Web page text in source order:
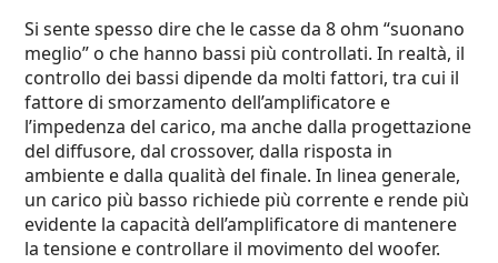
Si sente spesso dire che le casse da 8 ohm “suonano
meglio” o che hanno bassi più controllati. In realtà, il
controllo dei bassi dipende da molti fattori, tra cui il
fattore di smorzamento dell’amplificatore e
l’impedenza del carico, ma anche dalla progettazione
del diffusore, dal crossover, dalla risposta in
ambiente e dalla qualità del finale. In linea generale,
un carico più basso richiede più corrente e rende più
evidente la capacità dell’amplificatore di mantenere
la tensione e controllare il movimento del woofer.